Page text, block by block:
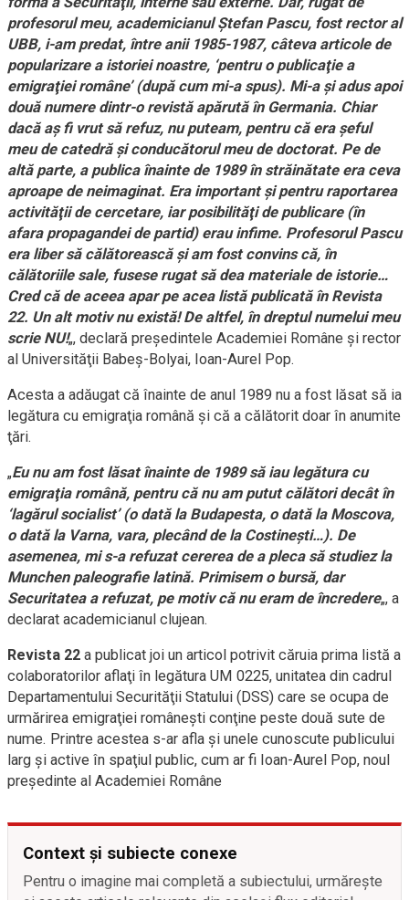
profesorul meu, academicianul Ştefan Pascu, fost rector al
UBB, i-am predat, între anii 1985-1987, câteva articole de
popularizare a istoriei noastre, ‘pentru o publicaţie a
emigraţiei române’ (după cum mi-a spus). Mi-a şi adus apoi
două numere dintr-o revistă apărută în Germania. Chiar
dacă aş fi vrut să refuz, nu puteam, pentru că era şeful
meu de catedră şi conducătorul meu de doctorat. Pe de
altă parte, a publica înainte de 1989 în străinătate era ceva
aproape de neimaginat. Era important şi pentru raportarea
activităţii de cercetare, iar posibilităţi de publicare (în
afara propagandei de partid) erau infime. Profesorul Pascu
era liber să călătorească şi am fost convins că, în
călătoriile sale, fusese rugat să dea materiale de istorie…
Cred că de aceea apar pe acea listă publicată în Revista
22. Un alt motiv nu există! De altfel, în dreptul numelui meu
scrie NU!„, declară preşedintele Academiei Române şi rector
al Universităţii Babeş-Bolyai, Ioan-Aurel Pop.
Acesta a adăugat că înainte de anul 1989 nu a fost lăsat să ia
legătura cu emigraţia română şi că a călătorit doar în anumite
ţări.
„Eu nu am fost lăsat înainte de 1989 să iau legătura cu
emigraţia română, pentru că nu am putut călători decât în
‘lagărul socialist’ (o dată la Budapesta, o dată la Moscova,
o dată la Varna, vara, plecând de la Costineşti…). De
asemenea, mi s-a refuzat cererea de a pleca să studiez la
Munchen paleografie latină. Primisem o bursă, dar
Securitatea a refuzat, pe motiv că nu eram de încredere„, a
declarat academicianul clujean.
Revista 22 a publicat joi un articol potrivit căruia prima listă a
colaboratorilor aflaţi în legătura UM 0225, unitatea din cadrul
Departamentului Securităţii Statului (DSS) care se ocupa de
urmărirea emigraţiei româneşti conţine peste două sute de
nume. Printre acestea s-ar afla şi unele cunoscute publicului
larg şi active în spaţiul public, cum ar fi Ioan-Aurel Pop, noul
preşedinte al Academiei Române
Context și subiecte conexe
Pentru o imagine mai completă a subiectului, urmărește